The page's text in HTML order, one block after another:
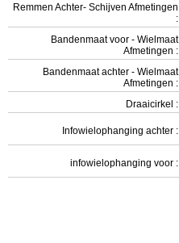
Remmen Achter- Schijven Afmetingen
:
Bandenmaat voor - Wielmaat
Afmetingen :
Bandenmaat achter - Wielmaat
Afmetingen :
Draaicirkel :
Infowielophanging achter :
infowielophanging voor :